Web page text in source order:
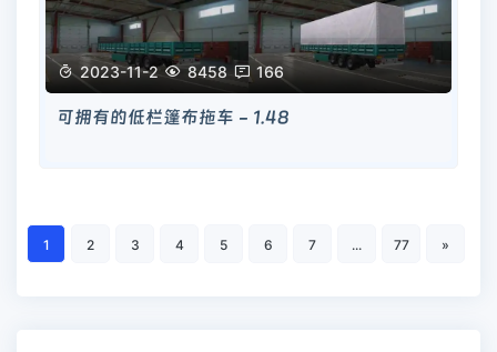
 2023-11-2  8458  166
可拥有的低栏篷布拖车 - 1.48
1 2 3 4 5 6 7 ... 77 »